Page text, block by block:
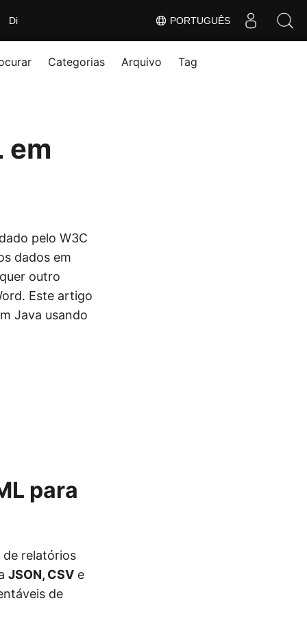
PORTUGUÊS
Di
Categorias Arquivo Tag
em
pelo W3C
dados em
outro
Este artigo
Java usando
para
de relatórios
JSON, CSV e
de